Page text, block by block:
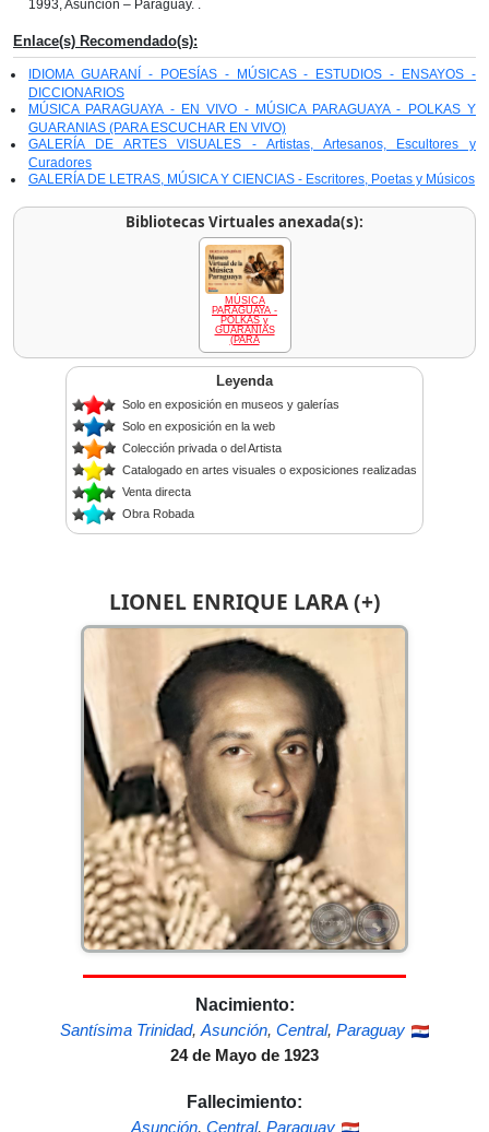
LIONEL ENRIQUE LARA (+)
Nacimiento:
Santísima Trinidad, Asunción, Central, Paraguay
24 de Mayo de 1923
Fallecimiento:
Asunción, Central, Paraguay
1993, Asunción – Paraguay. .
Enlace(s) Recomendado(s):
IDIOMA GUARANÍ - POESÍAS - MÚSICAS - ESTUDIOS - ENSAYOS -
DICCIONARIOS
MÚSICA PARAGUAYA - EN VIVO - MÚSICA PARAGUAYA - POLKAS Y
GUARANIAS (PARA ESCUCHAR EN VIVO)
GALERÍA DE ARTES VISUALES - Artistas, Artesanos, Escultores y
Curadores
GALERÍA DE LETRAS, MÚSICA Y CIENCIAS - Escritores, Poetas y Músicos
Bibliotecas Virtuales anexada(s):
MÚSICA
PARAGUAYA -
POLKAS y
GUARANIAS
(PARA
Leyenda
Solo en exposición en museos y galerías
Solo en exposición en la web
Colección privada o del Artista
Catalogado en artes visuales o exposiciones realizadas
Venta directa
Obra Robada